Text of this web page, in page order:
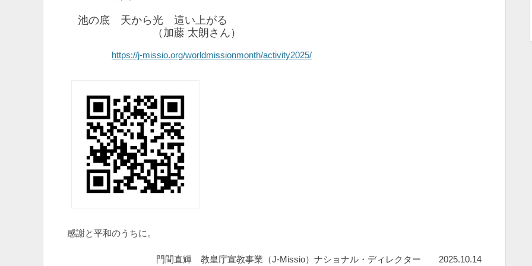
池の底 天から光 這い上がる
（加藤 太朗さん）
https://j-missio.org/worldmissionmonth/activity2025/
感謝と平和のうちに。
門間直輝 教皇庁宣教事業（J-Missio）ナショナル・ディレクター 2025.10.14